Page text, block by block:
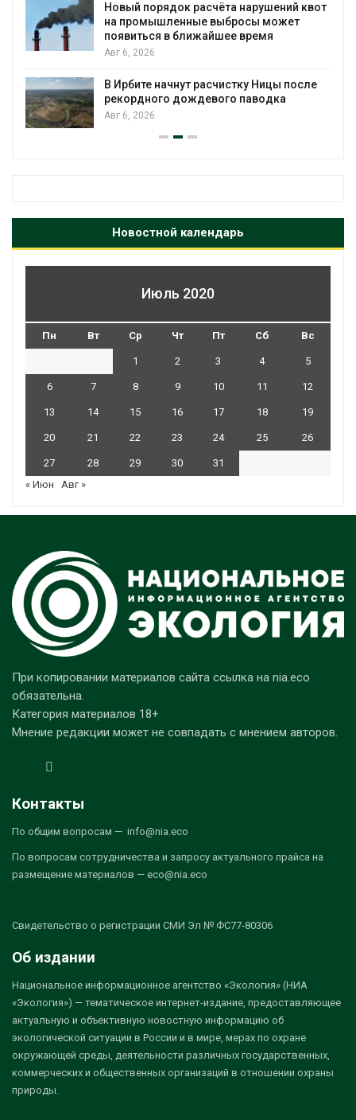
Новый порядок расчёта нарушений квот
на промышленные выбросы может
появиться в ближайшее время
Авг 6, 2026
В Ирбите начнут расчистку Ницы после
рекордного дождевого паводка
Авг 6, 2026
Новостной календарь
Июль 2020
Пн Вт Ср Чт Пт Сб Вс
1 2 3 4 5
6 7 8 9 10 11 12
13 14 15 16 17 18 19
20 21 22 23 24 25 26
27 28 29 30
31
« Июн
Авг »
При копировании материалов сайта ссылка на nia.eco
обязательна.
Категория материалов 18+
Мнение редакции может не совпадать с мнением авторов.
Контакты
По общим вопросам — info@nia.eco
По вопросам сотрудничества и запросу актуального прайса на
размещение материалов — eco@nia.eco
Свидетельство о регистрации СМИ Эл № ФС77-80306
Об издании
Национальное информационное агентство «Экология» (НИА
«Экология») — тематическое интернет-издание, предоставляющее
актуальную и объективную новостную информацию об
экологической ситуации в России и в мире, мерах по охране
окружающей среды, деятельности различных государственных,
коммерческих и общественных организаций в отношении охраны
природы.